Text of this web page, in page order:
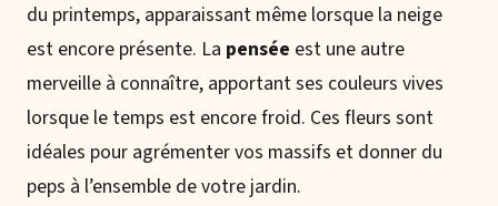
du printemps, apparaissant même lorsque la neige
est encore présente. La pensée est une autre
merveille à connaître, apportant ses couleurs vives
lorsque le temps est encore froid. Ces fleurs sont
idéales pour agrémenter vos massifs et donner du
peps à l’ensemble de votre jardin.